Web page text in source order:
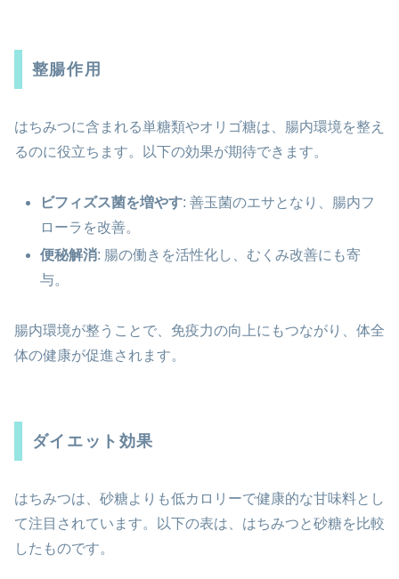
整腸作用
はちみつに含まれる単糖類やオリゴ糖は、腸内環境を整え
るのに役立ちます。以下の効果が期待できます。
ビフィズス菌を増やす: 善玉菌のエサとなり、腸内フ
ローラを改善。
便秘解消: 腸の働きを活性化し、むくみ改善にも寄
与。
腸内環境が整うことで、免疫力の向上にもつながり、体全
体の健康が促進されます。
ダイエット効果
はちみつは、砂糖よりも低カロリーで健康的な甘味料とし
て注目されています。以下の表は、はちみつと砂糖を比較
したものです。